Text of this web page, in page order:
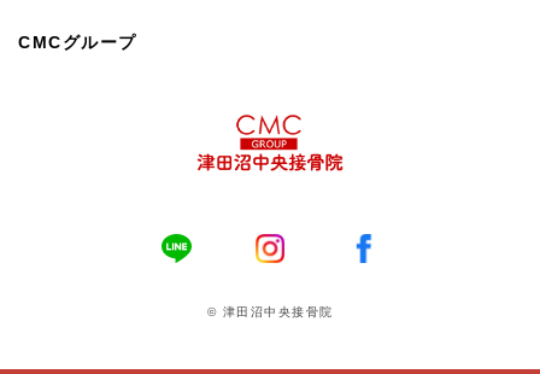
CMCグループ
© 津田沼中央接骨院